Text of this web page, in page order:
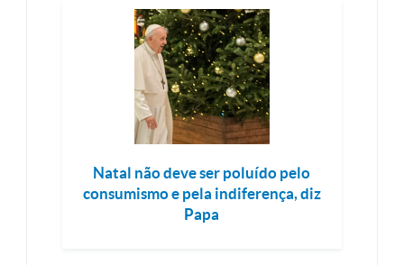
Natal não deve ser poluído pelo
consumismo e pela indiferença, diz
Papa